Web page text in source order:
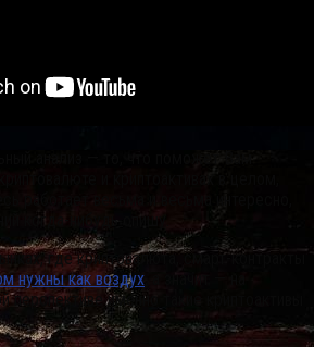
работает весьма и весьма интересно,
когда-нибудь опишу.
где криптовалюта, смарт-контракты
нужны как воздух , а значит — на
именно такие криптоактивы